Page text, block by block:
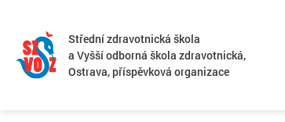
Střední zdravotnická škola
a Vyšší odborná škola zdravotnická,
Ostrava, příspěvková organizace